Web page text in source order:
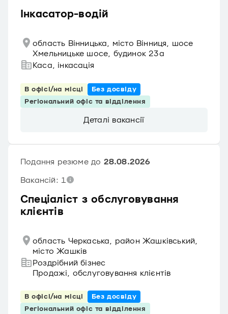
Інкасатор-водій
область Вінницька, місто Вінниця, шосе
Хмельницьке шосе, будинок 23а
Каса, інкасація
В офісі/на місці
Без досвіду
Регіональний офіс та відділення
Деталі вакансії
Спеціаліст з обслуговування
клієнтів
Подання резюме до 28.08.2026
Вакансій: 1
область Черкаська, район Жашківський,
місто Жашків
Роздрібний бізнес
Продажі, обслуговування клієнтів
В офісі/на місці
Без досвіду
Регіональний офіс та відділення